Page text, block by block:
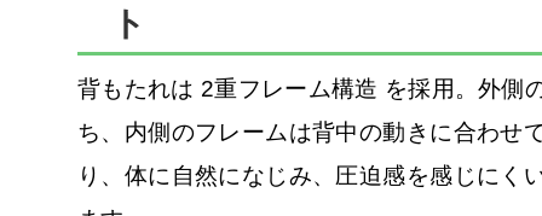
ト
背もたれは 2重フレーム構造 を採用。外側
ち、内側のフレームは背中の動きに合わせ
り、体に自然になじみ、圧迫感を感じにく